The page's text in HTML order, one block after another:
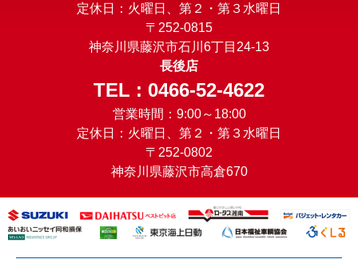
定休日：火曜日、第２・第３水曜日
〒252-0815
神奈川県藤沢市石川6丁目24-13
長後店
TEL : 0466-52-4622
営業時間：9:00～18:00
定休日：火曜日、第２・第３水曜日
〒252-0802
神奈川県藤沢市高倉670